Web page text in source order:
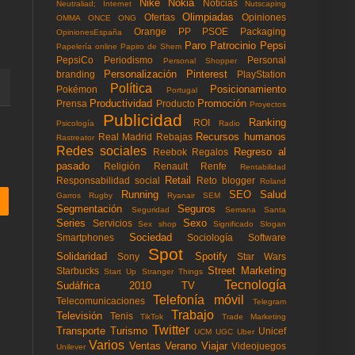
Neutraliad; Internet Nike Nokia Noticias
Nutscaping
OMMA
ONCE ONG Ofertas Olimpiadas Opiniones
OpinionesEspaña Orange PP PSOE Packaging
Papelería online Papiro de Shem Paro Patrocinio Pepsi
PepsiCo Periodismo Personal Shopper
Personal
branding
Personalización Pinterest
PlayStation
Pokémon
Política Portugal Posicionamiento
Prensa Productividad Producto Promoción Proyectos
Psicología Publicidad ROI Radio Ranking
Rastreator Real Madrid Rebajas Recursos humanos
Redes sociales Reebok Regalos
Regreso al
pasado
Religión Renault Renfe Rentabilidad
Responsabilidad social Retail Reto blogger Roland
Garros
Rugby Running Ryanair SEM SEO
Salud
Segmentación
Seguridad Seguros Semana Santa
Series Servicios Sex shop Sexo Significado Slogan
Smartphones Sociedad Sociología Software
Solidaridad Sony Spot Spotify
Star Wars
Starbucks Start Up Stranger Things Street Marketing
Sudáfrica 2010
TV Tecnología
Telecomunicaciones Telefonía móvil Telegram
Televisión Tenis TikTok Trabajo Trade Marketing
Transporte Turismo Twitter UCM UGC Uber Unicef
Unilever Varios Ventas Verano Viajar Videojuegos